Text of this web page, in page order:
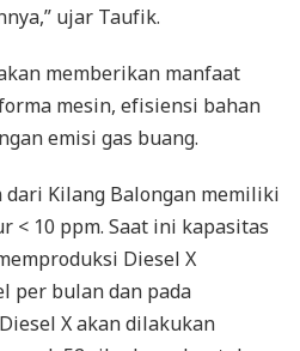
ujar Taufik.
memberikan manfaat
mesin, efisiensi bahan
emisi gas buang.
dari Kilang Balongan memiliki
< 10 ppm. Saat ini kapasitas
Diesel X
per bulan dan pada
X akan dilakukan